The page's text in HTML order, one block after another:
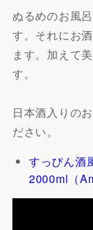
ぬるめのお風
す。それにお
ます。加えて
す。
日本酒入りの
ださい。
すっぴん酒
2000ml（